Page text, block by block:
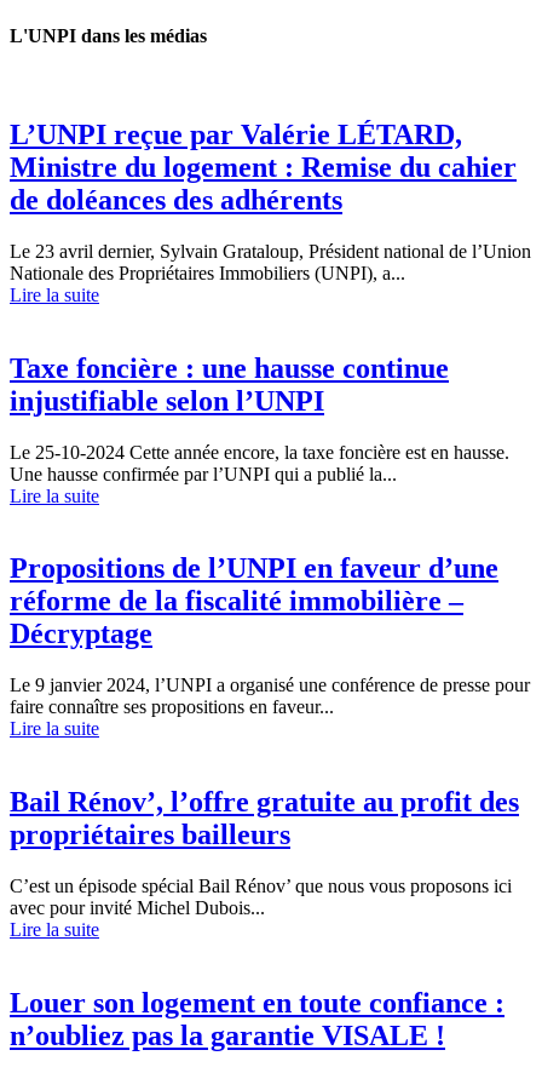
L'UNPI dans les médias
L’UNPI reçue par Valérie LÉTARD,
Ministre du logement : Remise du cahier
de doléances des adhérents
Le 23 avril dernier, Sylvain Grataloup, Président national de l’Union
Nationale des Propriétaires Immobiliers (UNPI), a...
Lire la suite
Taxe foncière : une hausse continue
injustifiable selon l’UNPI
Le 25-10-2024 Cette année encore, la taxe foncière est en hausse.
Une hausse confirmée par l’UNPI qui a publié la...
Lire la suite
Propositions de l’UNPI en faveur d’une
réforme de la fiscalité immobilière –
Décryptage
Le 9 janvier 2024, l’UNPI a organisé une conférence de presse pour
faire connaître ses propositions en faveur...
Lire la suite
Bail Rénov’, l’offre gratuite au profit des
propriétaires bailleurs
C’est un épisode spécial Bail Rénov’ que nous vous proposons ici
avec pour invité Michel Dubois...
Lire la suite
Louer son logement en toute confiance :
n’oubliez pas la garantie VISALE !